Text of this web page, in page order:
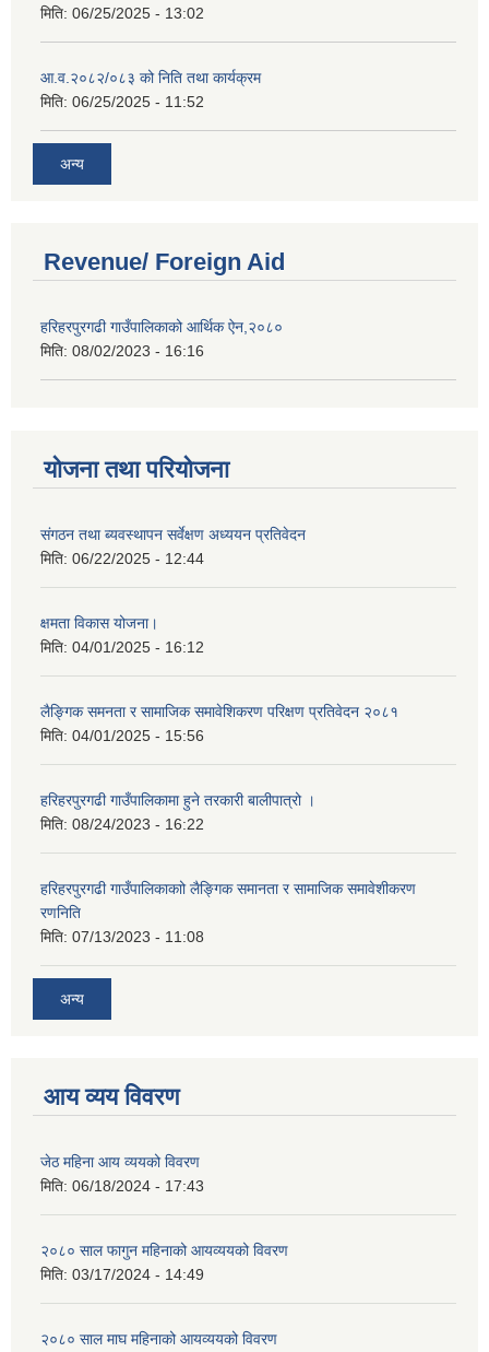
मिति: 06/25/2025 - 13:02
आ.व.२०८२/०८३ को निति तथा कार्यक्रम
मिति: 06/25/2025 - 11:52
अन्य
Revenue/ Foreign Aid
हरिहरपुरगढी गाउँपालिकाको आर्थिक ऐन,२०८०
मिति: 08/02/2023 - 16:16
योजना तथा परियोजना
संगठन तथा ब्यवस्थापन सर्वेक्षण अध्ययन प्रतिवेदन
मिति: 06/22/2025 - 12:44
क्षमता विकास योजना।
मिति: 04/01/2025 - 16:12
लैङ्गिक समनता र सामाजिक समावेशिकरण परिक्षण प्रतिवेदन २०८१
मिति: 04/01/2025 - 15:56
हरिहरपुरगढी गाउँपालिकामा हुने तरकारी बालीपात्रो ।
मिति: 08/24/2023 - 16:22
हरिहरपुरगढी गाउँपालिकाकाो लैङ्गिक समानता र सामाजिक समावेशीकरण
रणनिति
मिति: 07/13/2023 - 11:08
अन्य
आय व्यय विवरण
जेठ महिना आय व्ययको विवरण
मिति: 06/18/2024 - 17:43
२०८० साल फागुन महिनाको आयव्ययको विवरण
मिति: 03/17/2024 - 14:49
२०८० साल माघ महिनाको आयव्ययको विवरण